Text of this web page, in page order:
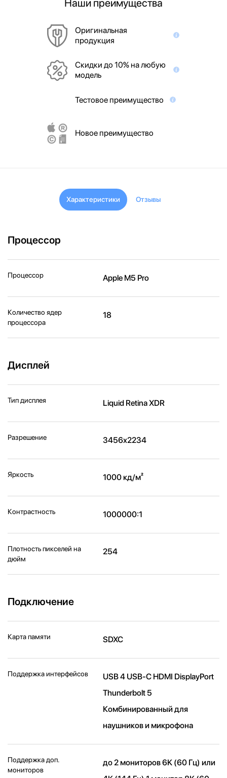
Наши преимущества
Оригинальная
продукция
Скидки до 10% на любую
модель
Тестовое преимущество
Новое преимущество
Характеристики Отзывы
Процессор
Процессор Apple M5 Pro
Количество ядер
процессора
18
Дисплей
Тип дисплея Liquid Retina XDR
Разрешение 3456x2234
Яркость 1000 кд/м²
Контрастность 1000000:1
Плотность пикселей на
дюйм
254
Подключение
Карта памяти SDXC
Поддержка интерфейсов
USB 4 USB-C HDMI DisplayPort
Thunderbolt 5
Комбинированный для
наушников и микрофона
Поддержка доп.
мониторов
до 2 мониторов 6K (60 Гц) или